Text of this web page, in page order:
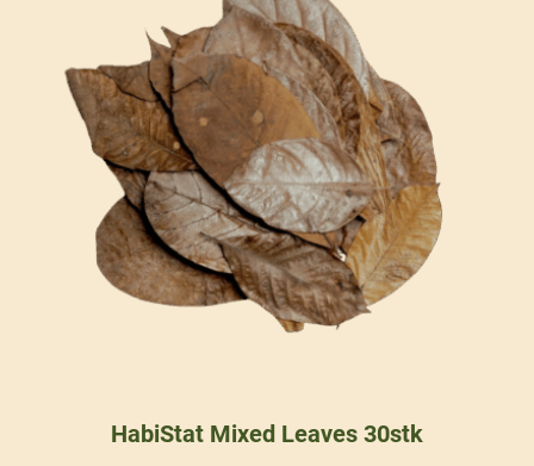
HabiStat Mixed Leaves 30stk